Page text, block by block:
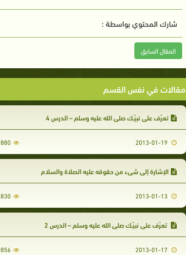
شارك المحتوي بواسطة :
المقال السابق
مقالات في نفس القسم
تعرّف على نبيّـك صلى الله عليه وسلم – الدرس 4
2013-01-19
الإشارة إلى شيء من حقوقه عليه الصلاة والسلام
2013-01-13
تعرّف على نبيّـك صلى الله عليه وسلم – الدرس 2